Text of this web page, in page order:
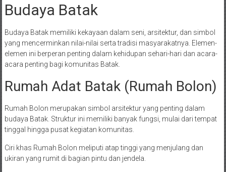
Budaya Batak
Budaya Batak memiliki kekayaan dalam seni, arsitektur, dan simbol
yang mencerminkan nilai-nilai serta tradisi masyarakatnya. Elemen-
elemen ini berperan penting dalam kehidupan sehari-hari dan acara-
acara penting bagi komunitas Batak.
Rumah Adat Batak (Rumah Bolon)
Rumah Bolon merupakan simbol arsitektur yang penting dalam
budaya Batak. Struktur ini memiliki banyak fungsi, mulai dari tempat
tinggal hingga pusat kegiatan komunitas.
Ciri khas Rumah Bolon meliputi atap tinggi yang menjulang dan
ukiran yang rumit di bagian pintu dan jendela.